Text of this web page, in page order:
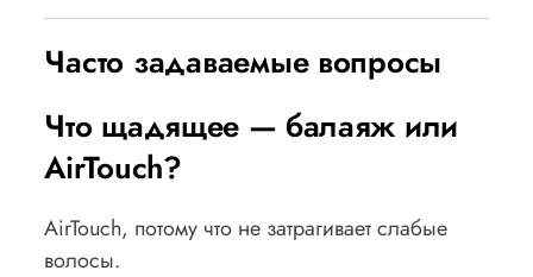
Часто задаваемые вопросы
Что щадящее — балаяж или
AirTouch?
AirTouch, потому что не затрагивает слабые
волосы.